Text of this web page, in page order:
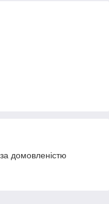
домовленістю